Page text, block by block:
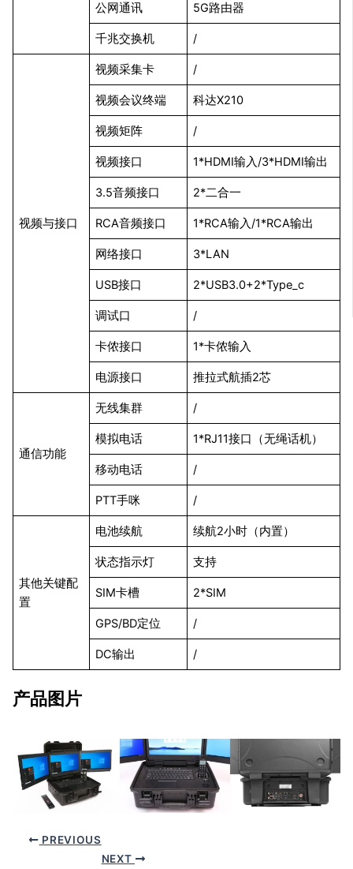
公网通讯 5G路由器
千兆交换机 /
视频与接口
视频采集卡 /
视频会议终端 科达X210
视频矩阵 /
视频接口 1*HDMI输入/3*HDMI输出
3.5音频接口 2*二合一
RCA音频接口 1*RCA输入/1*RCA输出
网络接口 3*LAN
USB接口 2*USB3.0+2*Type_c
调试口 /
卡侬接口 1*卡侬输入
电源接口 推拉式航插2芯
通信功能
无线集群 /
模拟电话 1*RJ11接口（无绳话机）
移动电话 /
PTT手咪 /
其他关键配
置
电池续航 续航2小时（内置）
状态指示灯 支持
SIM卡槽 2*SIM
GPS/BD定位 /
DC输出 /
产品图片
PREVIOUS
NEXT